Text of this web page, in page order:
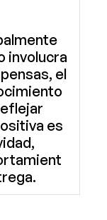
involucra
el
es